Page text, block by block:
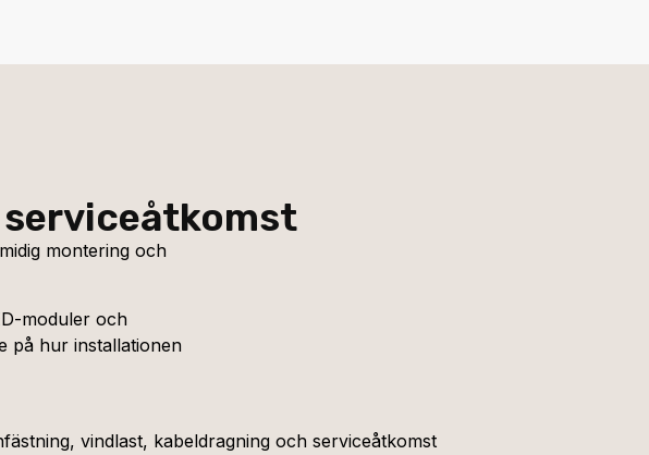
montering och
moduler och
på hur installationen
vindlast, kabeldragning och serviceåtkomst